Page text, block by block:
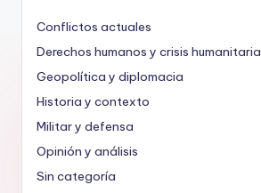
Conflictos actuales
Derechos humanos y crisis humanitaria
Geopolítica y diplomacia
Historia y contexto
Militar y defensa
Opinión y análisis
Sin categoría